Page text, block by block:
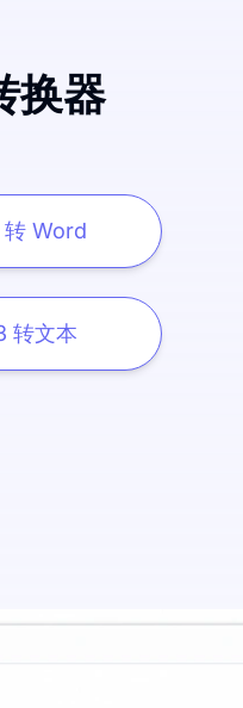
换器
Word
转文本